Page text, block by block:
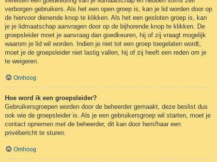
verborgen gebruikers. Als het een open groep is, kan je lid worden door op
de hiervoor dienende knop te klikken. Als het een gesloten groep is, kan
je je lidmaatschap aanvragen door op de bijhorende knop te klikken. De
groepsleider moet je aanvraag dan goedkeuren, hij of zij vraagt mogelijk
waarom je lid wil worden. Indien je niet tot een groep toegelaten wordt,
moet je de groepsleider niet lastig vallen, hij of zij heeft een reden om je
te weigeren.
Omhoog
Hoe word ik een groepsleider?
Gebruikersgroepen worden door de beheerder gemaakt, deze beslist dus
ook wie de groepsleider is. Als je een gebruikersgroep wil starten, moet je
contact opnemen met de beheerder, dit kan door hem/haar een
privébericht te sturen.
Omhoog